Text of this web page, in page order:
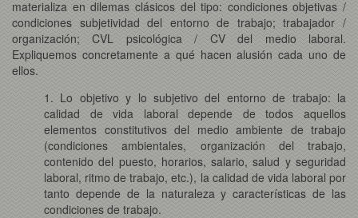
materializa en dilemas clásicos del tipo: condiciones objetivas /
condiciones subjetividad del entorno de trabajo; trabajador /
organización; CVL psicológica / CV del medio laboral.
Expliquemos concretamente a qué hacen alusión cada uno de
ellos.
1. Lo objetivo y lo subjetivo del entorno de trabajo: la
calidad de vida laboral depende de todos aquellos
elementos constitutivos del medio ambiente de trabajo
(condiciones ambientales, organización del trabajo,
contenido del puesto, horarios, salario, salud y seguridad
laboral, ritmo de trabajo, etc.), la calidad de vida laboral por
tanto depende de la naturaleza y características de las
condiciones de trabajo.